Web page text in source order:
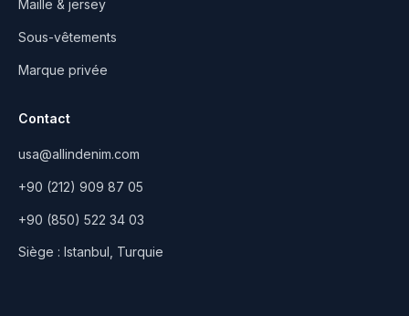
Maille & jersey
Sous-vêtements
Marque privée
Contact
usa@allindenim.com
+90 (212) 909 87 05
+90 (850) 522 34 03
Siège : Istanbul, Turquie